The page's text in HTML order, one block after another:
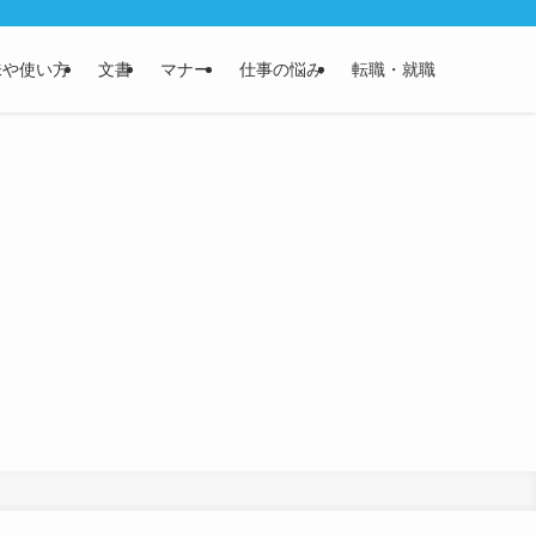
使い方 文書 マナー 仕事の悩み 転職・就職